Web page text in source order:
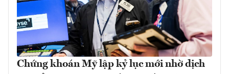
Chứng khoán Mỹ lập kỷ lục mới nhờ dịch